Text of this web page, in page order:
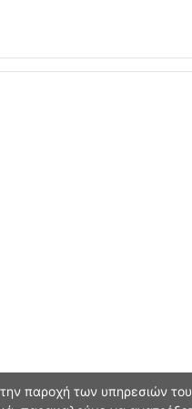
παροχή των υπηρεσιών